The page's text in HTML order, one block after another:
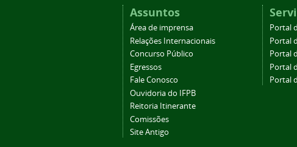
Assuntos
Área de imprensa
Relações Internacionais
Concurso Público
Egressos
Fale Conosco
Ouvidoria do IFPB
Reitoria Itinerante
Comissões
Site Antigo
Portal
Portal
Portal
Portal
Portal